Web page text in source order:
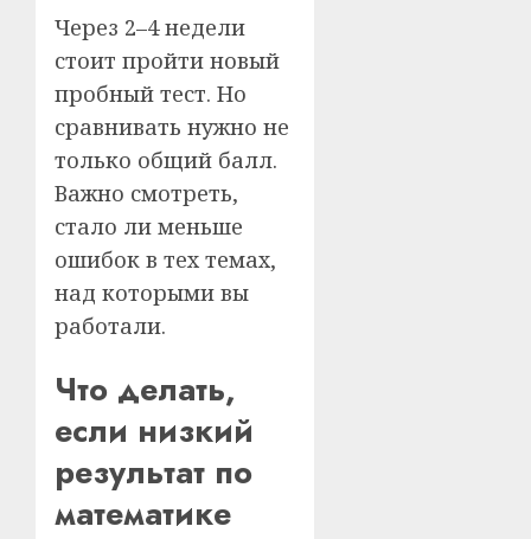
Через 2–4 недели
стоит пройти новый
пробный тест. Но
сравнивать нужно не
только общий балл.
Важно смотреть,
стало ли меньше
ошибок в тех темах,
над которыми вы
работали.
Что делать,
если низкий
результат по
математике